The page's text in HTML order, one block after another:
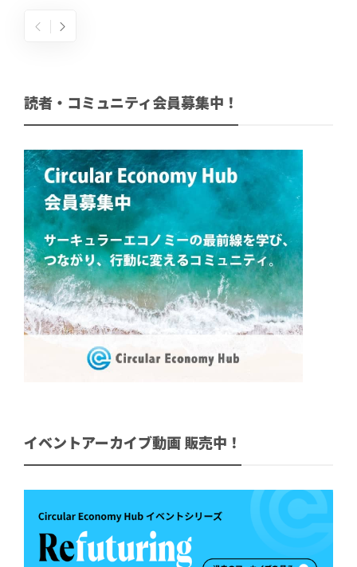
読者・コミュニティ会員募集中！
イベントアーカイブ動画 販売中！